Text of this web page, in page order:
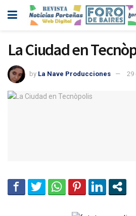
La Ciudad en
by La Nave Producciones 29